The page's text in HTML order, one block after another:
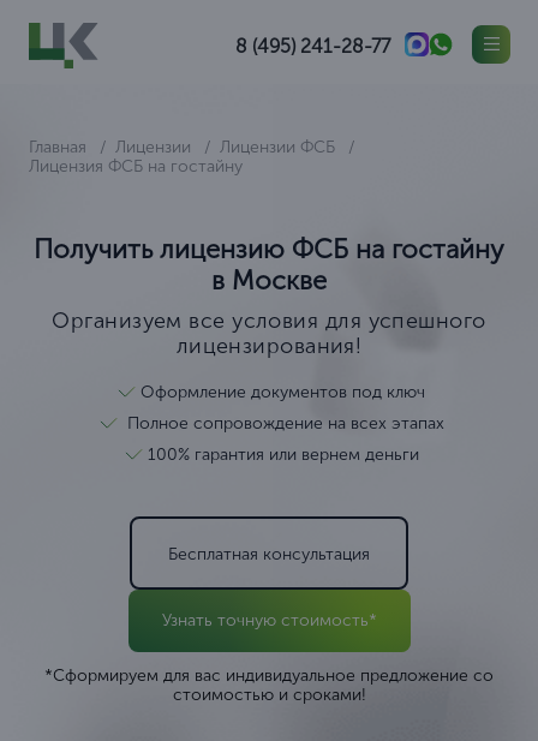
8 (495) 241-28-77
Главная Лицензии
Лицензии ФСБ
Лицензия ФСБ на гостайну
Получить лицензию ФСБ на гостайну
в Москве
Организуем все условия для успешного
лицензирования!
Оформление документов под ключ
Полное сопровождение на всех этапах
100% гарантия или вернем деньги
Бесплатная консультация
Узнать точную стоимость*
*Сформируем для вас индивидуальное предложение со
стоимостью и сроками!